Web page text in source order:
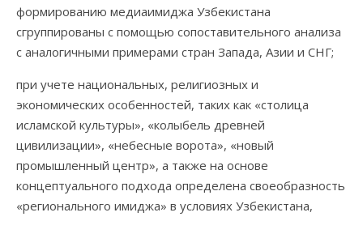
формированию медиаимиджа Узбекистана
сгруппированы с помощью сопоставительного анализа
с аналогичными примерами стран Запада, Азии и СНГ;
при учете национальных, религиозных и
экономических особенностей, таких как «столица
исламской культуры», «колыбель древней
цивилизации», «небесные ворота», «новый
промышленный центр», а также на основе
концептуального подхода определена своеобразность
«регионального имиджа» в условиях Узбекистана,